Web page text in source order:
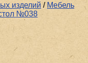
изделий / Мебель
№038